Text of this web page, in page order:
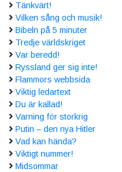
Tänkvärt!
Vilken sång och musik!
Bibeln på 5 minuter
Tredje världskriget
Var beredd!
Ryssland ger sig inte!
Flammors webbsida
Viktig ledartext
Du är kallad!
Varning för storkrig
Putin – den nya Hitler
Vad kan hända?
Viktigt nummer!
Midsommar